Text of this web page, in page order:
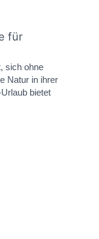
für
sich ohne
Natur in ihrer
bietet